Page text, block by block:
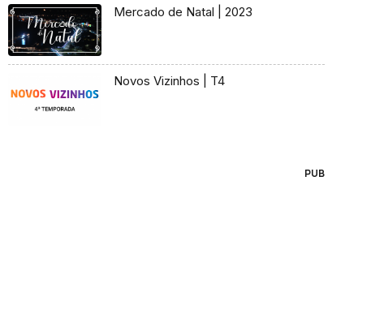
Mercado de Natal | 2023
Novos Vizinhos | T4
PUB